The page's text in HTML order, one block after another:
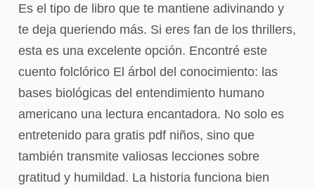
Es el tipo de libro que te mantiene adivinando y
te deja queriendo más. Si eres fan de los thrillers,
esta es una excelente opción. Encontré este
cuento folclórico El árbol del conocimiento: las
bases biológicas del entendimiento humano
americano una lectura encantadora. No solo es
entretenido para gratis pdf niños, sino que
también transmite valiosas lecciones sobre
gratitud y humildad. La historia funciona bien